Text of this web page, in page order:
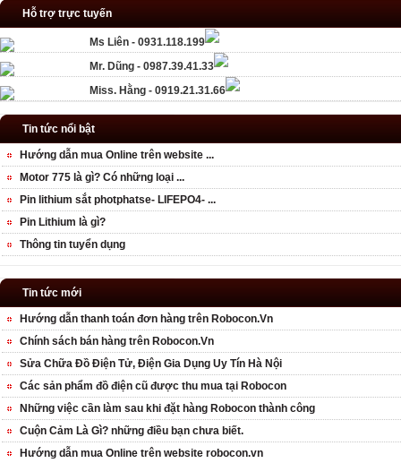
Hỗ trợ trực tuyến
Ms Liên - 0931.118.199
Mr. Dũng - 0987.39.41.33
Miss. Hằng - 0919.21.31.66
Tin tức nổi bật
Hướng dẫn mua Online trên website ...
Motor 775 là gì? Có những loại ...
Pin lithium sắt photphatse- LIFEPO4- ...
Pin Lithium là gì?
Thông tin tuyển dụng
Tin tức mới
Hướng dẫn thanh toán đơn hàng trên Robocon.Vn
Chính sách bán hàng trên Robocon.Vn
Sửa Chữa Đồ Điện Tử, Điện Gia Dụng Uy Tín Hà Nội
Các sản phẩm đồ điện cũ được thu mua tại Robocon
Những việc cần làm sau khi đặt hàng Robocon thành công
Cuộn Cảm Là Gì? những điều bạn chưa biết.
Hướng dẫn mua Online trên website robocon.vn